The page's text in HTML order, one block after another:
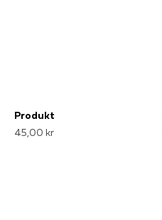
Produkt
45,00 kr